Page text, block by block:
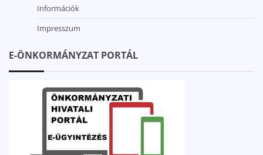
Információk
Impresszum
E-ÖNKORMÁNYZAT PORTÁL